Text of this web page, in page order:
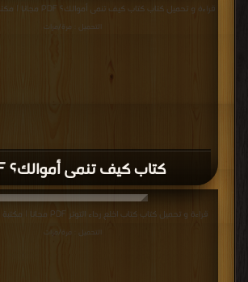
كتاب كيف تنمى أموالك؟ PDF
قراءة و تحميل كتاب كتاب كيف تنمى أموالك؟ PDF مجانا | مكتبة >
التحميل : مرة/مرات
قراءة و تحميل كتاب كتاب اخلع رداء التوتر PDF مجانا | مكتبة >
التحميل : مرة/مرات